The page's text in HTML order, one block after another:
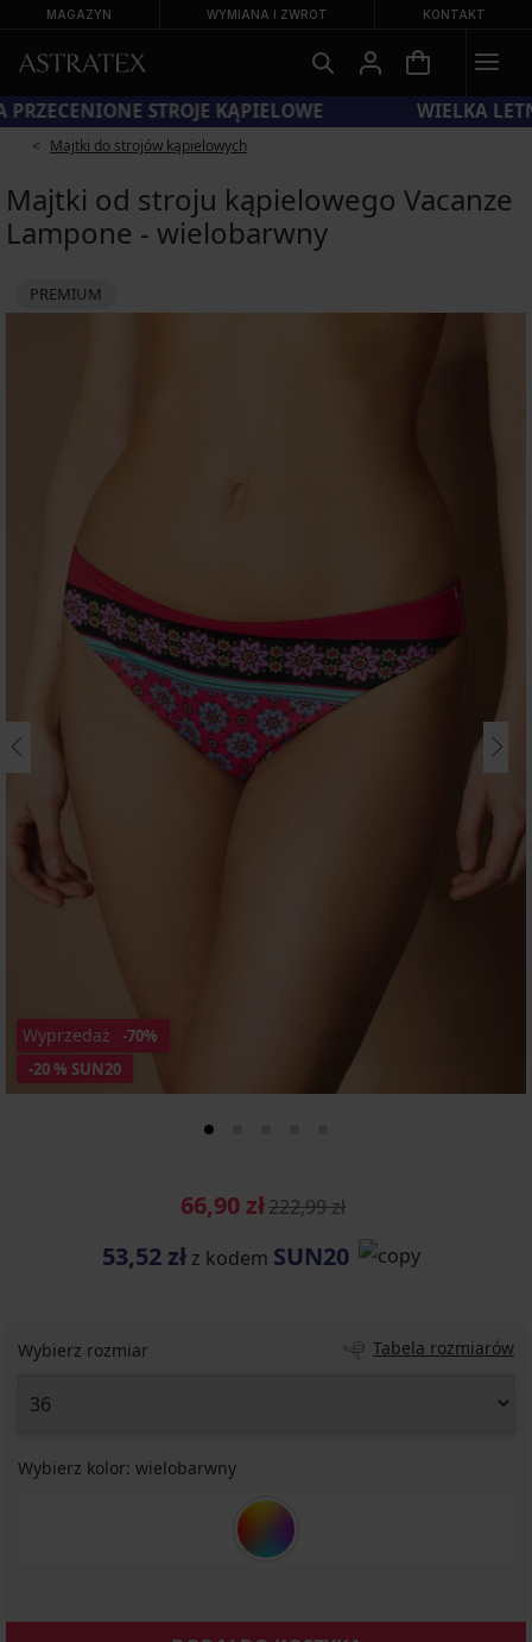
MAGAZYN WYMIANA I ZWROT KONTAKT
SUN20 = −20% NA PRZECENIONE STROJE KĄPIELOWE
Majtki do strojów kąpielowych
Majtki od stroju kąpielowego Vacanze
Lampone - wielobarwny
PREMIUM
-20 % SUN20
Wyprzedaż -70%
66,90 zł222,99 zł
53,52 zł z kodem SUN20
Wybierz rozmiar Tabela rozmiarów
Wybierz kolor: wielobarwny